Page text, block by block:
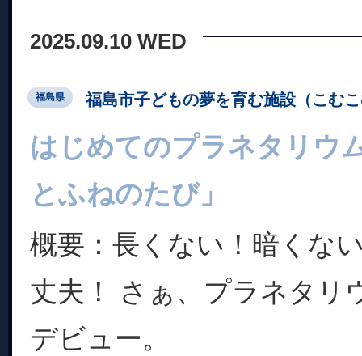
2025.09.10 WED
福島県 福島市子どもの夢を育む施設（こむ
はじめてのプラネタリ
とふねのたび」
概要：長くない！暗くな
丈夫！ さぁ、プラネタリ
デビュー。